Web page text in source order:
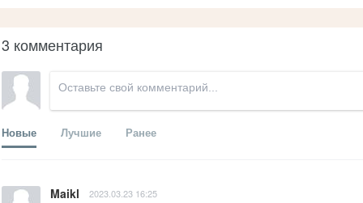
3 комментария
Новые Лучшие Ранее
Maikl 2023.03.23 16:25